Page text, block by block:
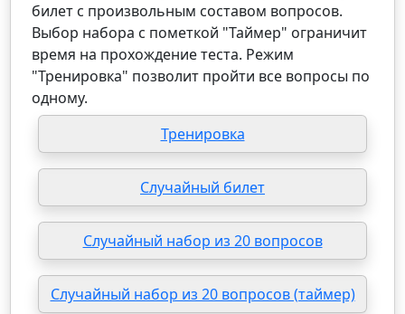
билет с произвольным составом вопросов.
Выбор набора с пометкой "Таймер" ограничит
время на прохождение теста. Режим
"Тренировка" позволит пройти все вопросы по
одному.
Тренировка
Случайный билет
Случайный набор из 20 вопросов
Случайный набор из 20 вопросов (таймер)